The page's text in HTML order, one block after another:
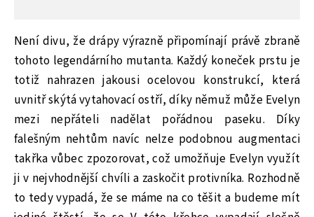
Není divu, že drápy výrazně připomínají právě zbraně
tohoto legendárního mutanta. Každý koneček prstu je
totiž nahrazen jakousi ocelovou konstrukcí, která
uvnitř skýtá vytahovací ostří, díky němuž může Evelyn
mezi nepřáteli nadělat pořádnou paseku. Díky
falešným nehtům navíc nelze podobnou augmentaci
takřka vůbec zpozorovat, což umožňuje Evelyn využít
ji v nejvhodnější chvíli a zaskočit protivníka. Rozhodně
to tedy vypadá, že se máme na co těšit a budeme mít